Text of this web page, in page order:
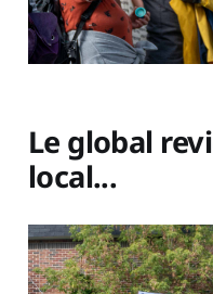
Le global
local...